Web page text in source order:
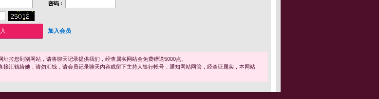
密码 :
加入会员
址拉您到别网站，请将聊天记录提供我们，经查属实网站会免费赠送5000点。
接汇钱给她，请勿汇钱，请会员记录聊天内容或留下主持人银行帐号，通知网站网管，经查证属实，本网站